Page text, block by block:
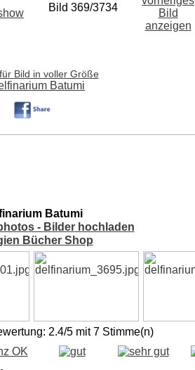
Bild 369/3734
Bild in voller Größe
Batumi
- Bilder hochladen
Bücher Shop
2.4/5 mit 7 Stimme(n)